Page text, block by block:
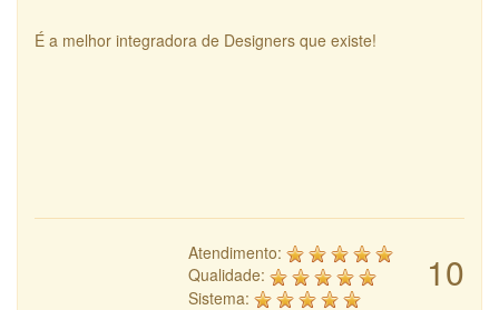
É a melhor integradora de Designers que existe!
10
Atendimento:
Qualidade:
Sistema: